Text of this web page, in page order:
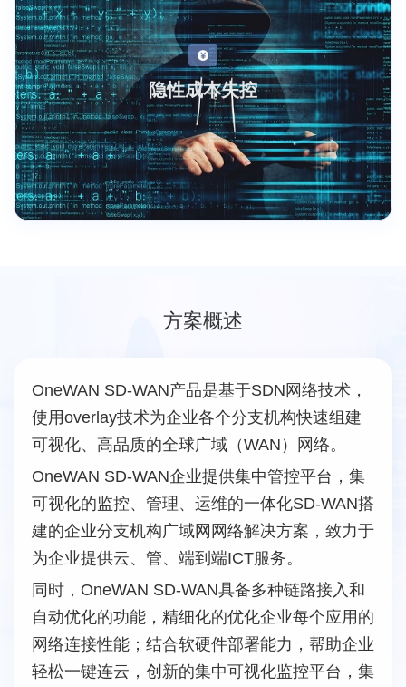
隐性成本失控
方案概述
OneWAN SD-WAN产品是基于SDN⽹络技术，
使⽤overlay技术为企业各个分⽀机构快速组建
可视化、⾼品质的全球⼴域（WAN）⽹络。
OneWAN SD-WAN企业提供集中管控平台，集
可视化的监控、管理、运维的⼀体化SD-WAN搭
建的企业分⽀机构⼴域⽹⽹络解决⽅案，致⼒于
为企业提供云、管、端到端ICT服务。
同时，OneWAN SD-WAN具备多种链路接⼊和
⾃动优化的功能，精细化的优化企业每个应⽤的
⽹络连接性能；结合软硬件部署能⼒，帮助企业
轻松⼀键连云，创新的集中可视化监控平台，集